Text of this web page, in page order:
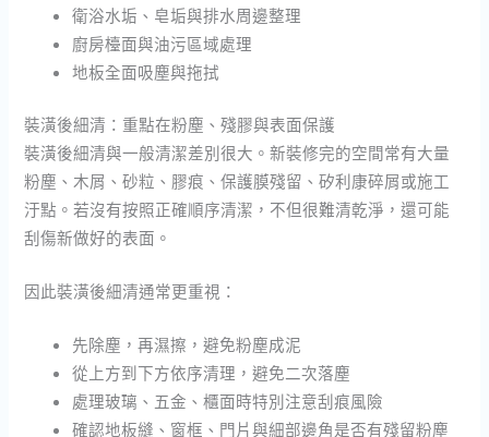
衛浴水垢、皂垢與排水周邊整理
廚房檯面與油污區域處理
地板全面吸塵與拖拭
裝潢後細清：重點在粉塵、殘膠與表面保護
裝潢後細清與一般清潔差別很大。新裝修完的空間常有大量
粉塵、木屑、砂粒、膠痕、保護膜殘留、矽利康碎屑或施工
汙點。若沒有按照正確順序清潔，不但很難清乾淨，還可能
刮傷新做好的表面。
因此裝潢後細清通常更重視：
先除塵，再濕擦，避免粉塵成泥
從上方到下方依序清理，避免二次落塵
處理玻璃、五金、櫃面時特別注意刮痕風險
確認地板縫、窗框、門片與細部邊角是否有殘留粉塵